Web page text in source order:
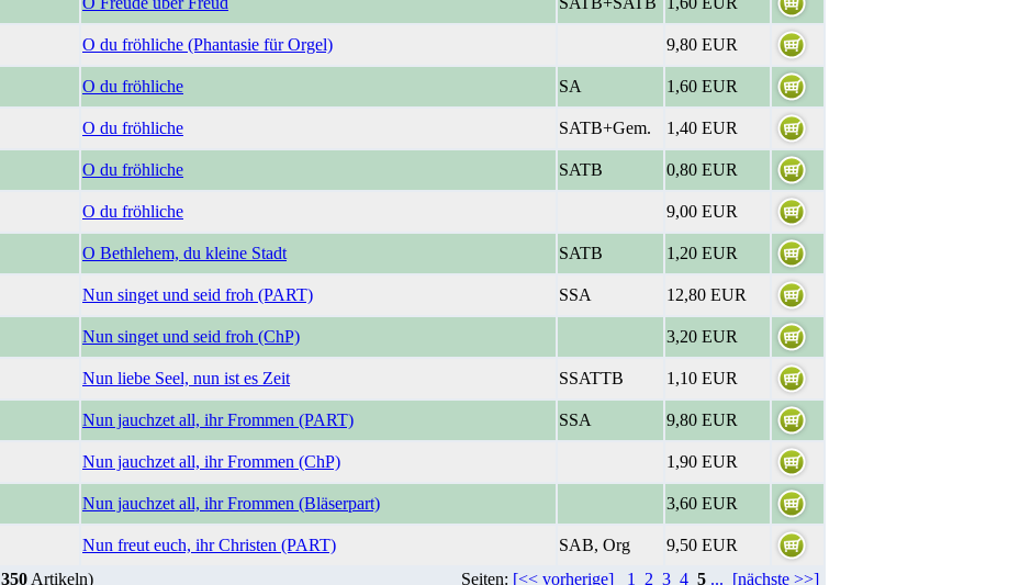
O du fröhliche (Phantasie für Orgel)
9,80 EUR
O du fröhliche SA
1,60 EUR
O du fröhliche SATB+Gem.
1,40 EUR
O du fröhliche SATB
0,80 EUR
O du fröhliche
9,00 EUR
O Bethlehem, du kleine Stadt SATB
1,20 EUR
Nun singet und seid froh (PART) SSA
12,80 EUR
Nun singet und seid froh (ChP)
3,20 EUR
Nun liebe Seel, nun ist es Zeit SSATTB
1,10 EUR
Nun jauchzet all, ihr Frommen (PART) SSA
9,80 EUR
Nun jauchzet all, ihr Frommen (ChP)
1,90 EUR
Nun jauchzet all, ihr Frommen (Bläserpart)
3,60 EUR
Nun freut euch, ihr Christen (PART) SAB, Org
9,50 EUR
350 Artikeln) Seiten: [<< vorherige] 1 2 3 4 5 ... [nächste >>]